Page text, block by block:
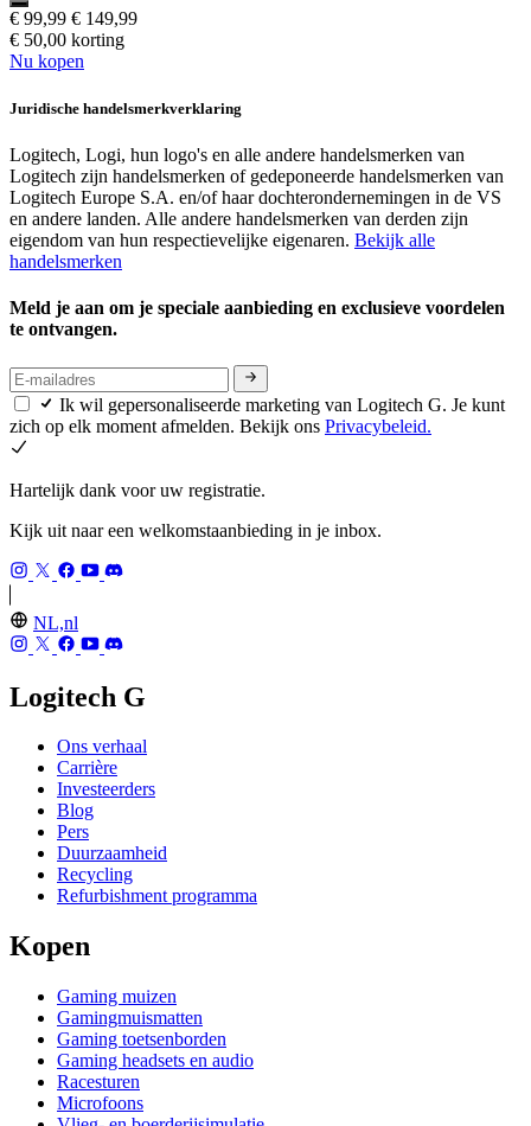
€ 99,99 € 149,99
€ 50,00 korting
Nu kopen
Juridische handelsmerkverklaring
Logitech, Logi, hun logo's en alle andere handelsmerken van
Logitech zijn handelsmerken of gedeponeerde handelsmerken van
Logitech Europe S.A. en/of haar dochterondernemingen in de VS
en andere landen. Alle andere handelsmerken van derden zijn
eigendom van hun respectievelijke eigenaren. Bekijk alle
handelsmerken
Meld je aan om je speciale aanbieding en exclusieve voordelen
te ontvangen.
Ik wil gepersonaliseerde marketing van Logitech G. Je kunt
zich op elk moment afmelden. Bekijk ons Privacybeleid.
Hartelijk dank voor uw registratie.
Kijk uit naar een welkomstaanbieding in je inbox.
NL,nl
Logitech G
Ons verhaal
Carrière
Investeerders
Blog
Pers
Duurzaamheid
Recycling
Refurbishment programma
Kopen
Gaming muizen
Gamingmuismatten
Gaming toetsenborden
Gaming headsets en audio
Racesturen
Microfoons